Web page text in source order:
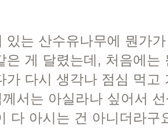
있는 산수유나무에 뭔가
은 게 달렸는데, 처음에는
가 다시 생각나 점심 먹고
서는 아실라나 싶어서
다 아시는 건 아니더라구